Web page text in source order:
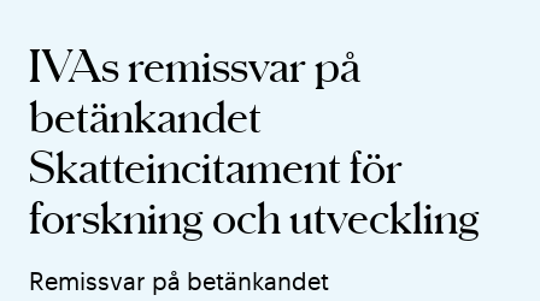
IVAs remissvar på
betänkandet
Skatteincitament för
forskning och utveckling
Remissvar på betänkandet